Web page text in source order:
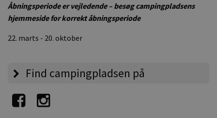
Åbningsperiode er vejledende – besøg campingpladsens
hjemmeside for korrekt åbningsperiode
22. marts - 20. oktober
Find campingpladsen på